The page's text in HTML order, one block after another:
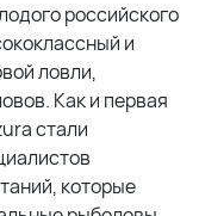
российского
и
ловли,
Как и первая
стали
которые